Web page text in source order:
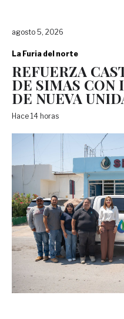
agosto 5, 2026
La Furia del norte
REFUERZA
DE SIMAS CON
DE NUEVA
Hace 14 horas